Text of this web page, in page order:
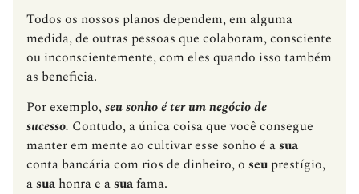
Todos os nossos planos dependem, em alguma
medida, de outras pessoas que colaboram, consciente
ou inconscientemente, com eles quando isso também
as beneficia.
Por exemplo,seu sonho é ter um negócio de
sucesso. Contudo, a única coisa que você consegue
manter em mente ao cultivar esse sonho é asua
conta bancária com rios de dinheiro, o seu prestígio,
asua honra e asuafama.